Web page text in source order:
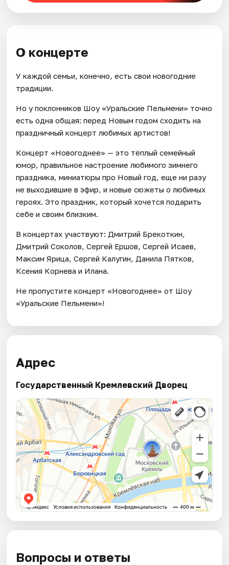
О концерте
У каждой семьи, конечно, есть свои новогодние
традиции.
Но у поклонников Шоу «Уральские Пельмени» точно
есть одна общая: перед Новым годом сходить на
праздничный концерт любимых артистов!
Концерт «Новогоднее» — это тёплый семейный
юмор, правильное настроение любимого зимнего
праздника, миниатюры про Новый год, еще ни разу
не выходившие в эфир, и новые сюжеты о любимых
героях. Это праздник, который хочется подарить
себе и своим близким.
В концертах участвуют: Дмитрий Брекоткин,
Дмитрий Соколов, Сергей Ершов, Сергей Исаев,
Максим Ярица, Сергей Калугин, Данила Пятков,
Ксения Корнева и Илана.
Не пропустите концерт «Новогоднее» от Шоу
«Уральские Пельмени»!
Адрес
Государственный Кремлевский Дворец
Вопросы и ответы